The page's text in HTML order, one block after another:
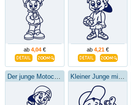
ab 4,04 € ab 4,21 €